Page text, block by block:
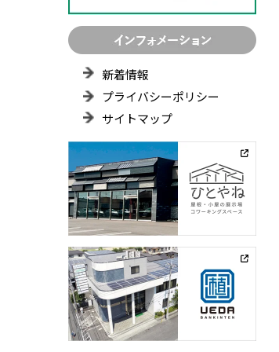
新着情報
プライバシーポリシー
サイトマップ